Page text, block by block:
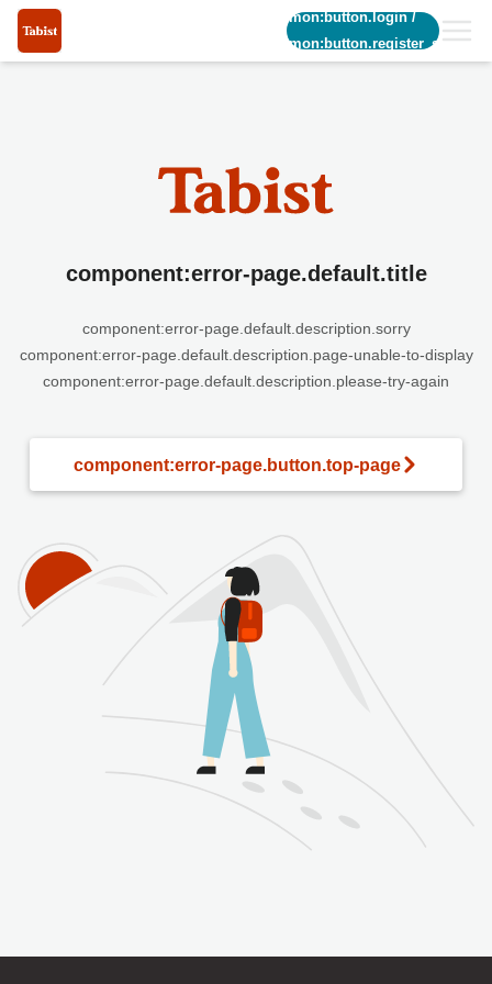
common:button.login/
common:button.register_short
component:error-page.default.title
component:error-page.default.description.sorry
component:error-page.default.description.page-unable-to-display
component:error-page.default.description.please-try-again
component:error-page.button.top-page